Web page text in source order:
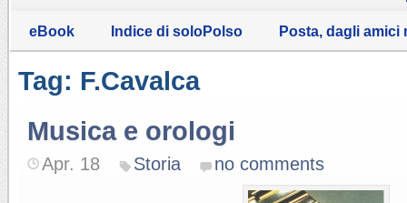
eBook Indice di soloPolso Posta, dagli amici
Tag: F.Cavalca
Musica e orologi
Apr. 18 Storia no comments